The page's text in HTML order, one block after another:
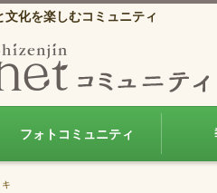
文化を楽しむコミュニティ
フォトコミュニティ